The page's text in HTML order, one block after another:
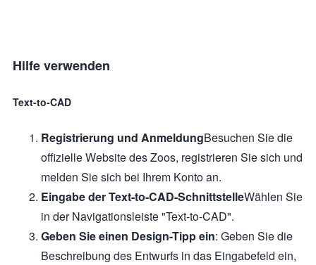
Hilfe verwenden
Text-to-CAD
Registrierung und AnmeldungBesuchen Sie die
offizielle Website des Zoos, registrieren Sie sich und
melden Sie sich bei Ihrem Konto an.
Eingabe der Text-to-CAD-SchnittstelleWählen Sie
in der Navigationsleiste "Text-to-CAD".
Geben Sie einen Design-Tipp ein: Geben Sie die
Beschreibung des Entwurfs in das Eingabefeld ein,